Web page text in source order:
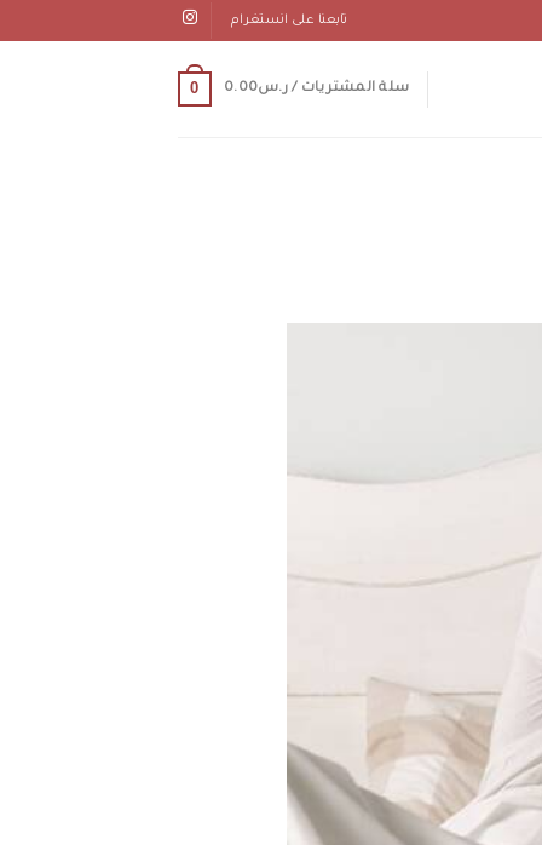
تابعنا على انستغرام
سلة المشتريات /ر.س0.00
0